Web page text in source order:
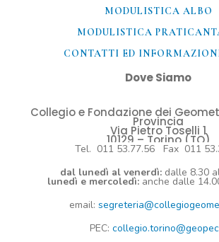
MODULISTICA ALBO
MODULISTICA
CONTATTI ED
Dove Siamo
Collegio e Fondazione dei
Provincia
Via Pietro Toselli 1
10129 – Torino (TO)
Tel. 011 53.77.56 Fax 011
dal lunedì al venerdì: dalle 8.30
lunedì e mercoledì: anche dalle
email:
PEC: